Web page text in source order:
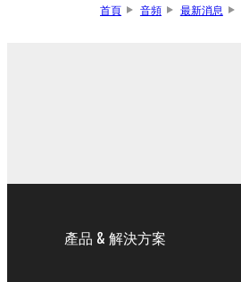
首頁 音頻 最新消息
產品 & 解決方案